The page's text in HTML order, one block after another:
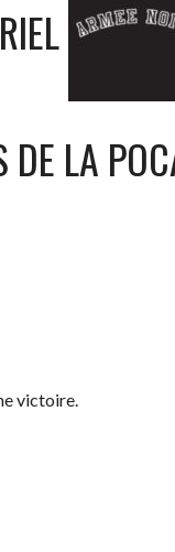
DE LA
victoire.